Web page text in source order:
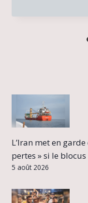
L’Iran met en
pertes » si le
5 août 2026